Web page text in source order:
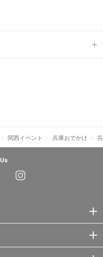
関西イベント 兵庫おでかけ